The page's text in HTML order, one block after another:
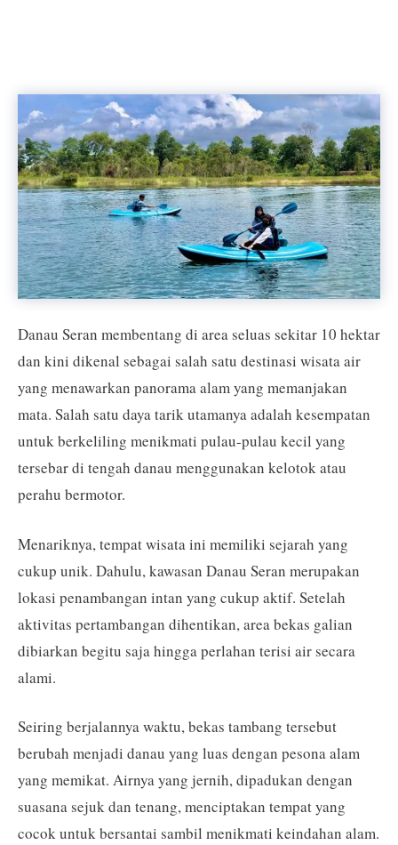
Danau Seran membentang di area seluas sekitar 10 hektar
dan kini dikenal sebagai salah satu destinasi wisata air
yang menawarkan panorama alam yang memanjakan
mata. Salah satu daya tarik utamanya adalah kesempatan
untuk berkeliling menikmati pulau-pulau kecil yang
tersebar di tengah danau menggunakan kelotok atau
perahu bermotor.
Menariknya, tempat wisata ini memiliki sejarah yang
cukup unik. Dahulu, kawasan Danau Seran merupakan
lokasi penambangan intan yang cukup aktif. Setelah
aktivitas pertambangan dihentikan, area bekas galian
dibiarkan begitu saja hingga perlahan terisi air secara
alami.
Seiring berjalannya waktu, bekas tambang tersebut
berubah menjadi danau yang luas dengan pesona alam
yang memikat. Airnya yang jernih, dipadukan dengan
suasana sejuk dan tenang, menciptakan tempat yang
cocok untuk bersantai sambil menikmati keindahan alam.